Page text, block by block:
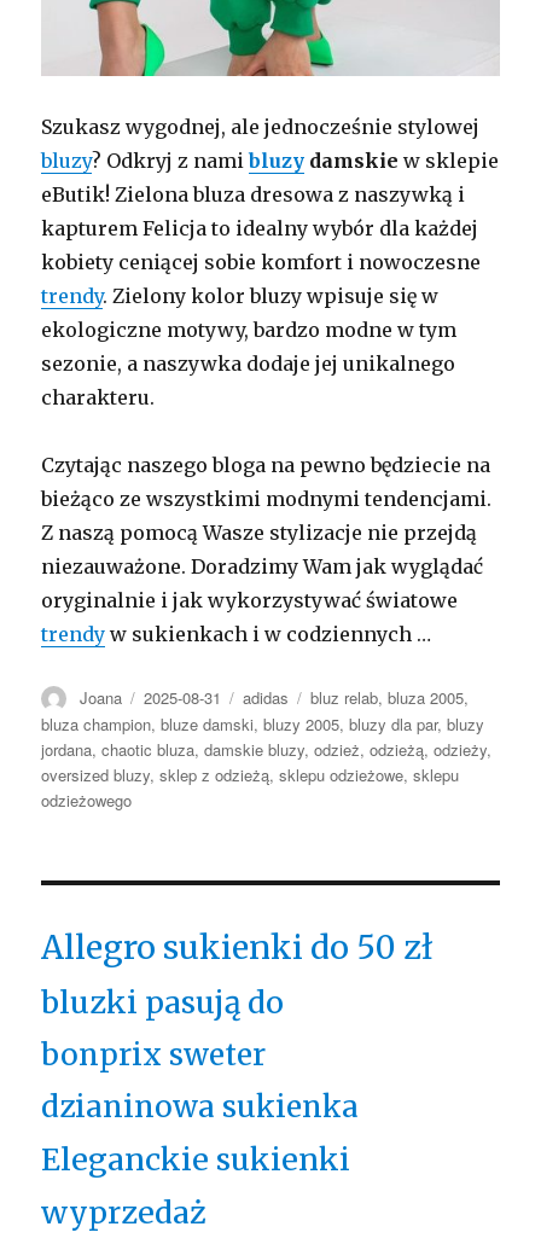
Szukasz wygodnej, ale jednocześnie stylowej
bluzy? Odkryj z namibluzy damskie w sklepie
eButik! Zielona bluza dresowa z naszywką i
kapturem Felicja to idealny wybór dla każdej
kobiety ceniącej sobie komfort i nowoczesne
trendy. Zielony kolor bluzy wpisuje się w
ekologiczne motywy, bardzo modne w tym
sezonie, a naszywka dodaje jej unikalnego
charakteru.
Czytając naszego bloga na pewno będziecie na
bieżąco ze wszystkimi modnymi tendencjami.
Z naszą pomocą Wasze stylizacje nie przejdą
niezauważone. Doradzimy Wam jak wyglądać
oryginalnie i jak wykorzystywać światowe
trendy w sukienkach i w codziennych …
Autor
Joana Opublikowano
2025-08-31 Kategorie
adidas Tagi
bluz relab,bluza 2005,
bluza champion,bluze damski,bluzy 2005,bluzy dla par,bluzy
jordana,chaotic bluza,damskie bluzy,odzież,odzieżą,odzieży,
oversized bluzy,sklep z odzieżą,sklepu odzieżowe,sklepu
odzieżowego
Allegro sukienki do 50 zł
bluzki pasują do
bonprix sweter
dzianinowa sukienka
Eleganckie sukienki
wyprzedaż